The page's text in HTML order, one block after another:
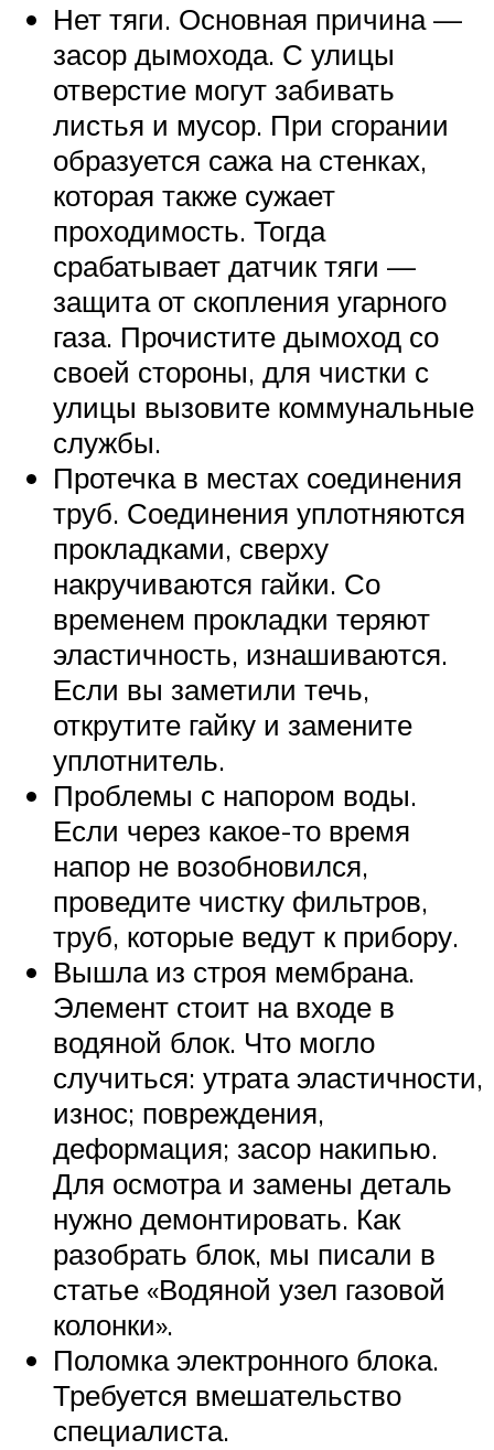
Нет тяги. Основная причина —
засор дымохода. С улицы
отверстие могут забивать
листья и мусор. При сгорании
образуется сажа на стенках,
которая также сужает
проходимость. Тогда
срабатывает датчик тяги —
защита от скопления угарного
газа. Прочистите дымоход со
своей стороны, для чистки с
улицы вызовите коммунальные
службы.
Протечка в местах соединения
труб. Соединения уплотняются
прокладками, сверху
накручиваются гайки. Со
временем прокладки теряют
эластичность, изнашиваются.
Если вы заметили течь,
открутите гайку и замените
уплотнитель.
Проблемы с напором воды.
Если через какое-то время
напор не возобновился,
проведите чистку фильтров,
труб, которые ведут к прибору.
Вышла из строя мембрана.
Элемент стоит на входе в
водяной блок. Что могло
случиться: утрата эластичности,
износ; повреждения,
деформация; засор накипью.
Для осмотра и замены деталь
нужно демонтировать. Как
разобрать блок, мы писали в
статье «Водяной узел газовой
колонки».
Поломка электронного блока.
Требуется вмешательство
специалиста.